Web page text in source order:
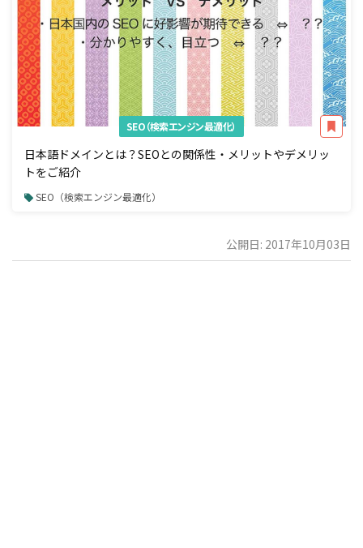
SEO（検索エンジン最適化）
日本語ドメインとは？SEOとの関係性・メリットやデメリッ
トをご紹介
SEO（検索エンジン最適化）
公開日: 2017年10月03日